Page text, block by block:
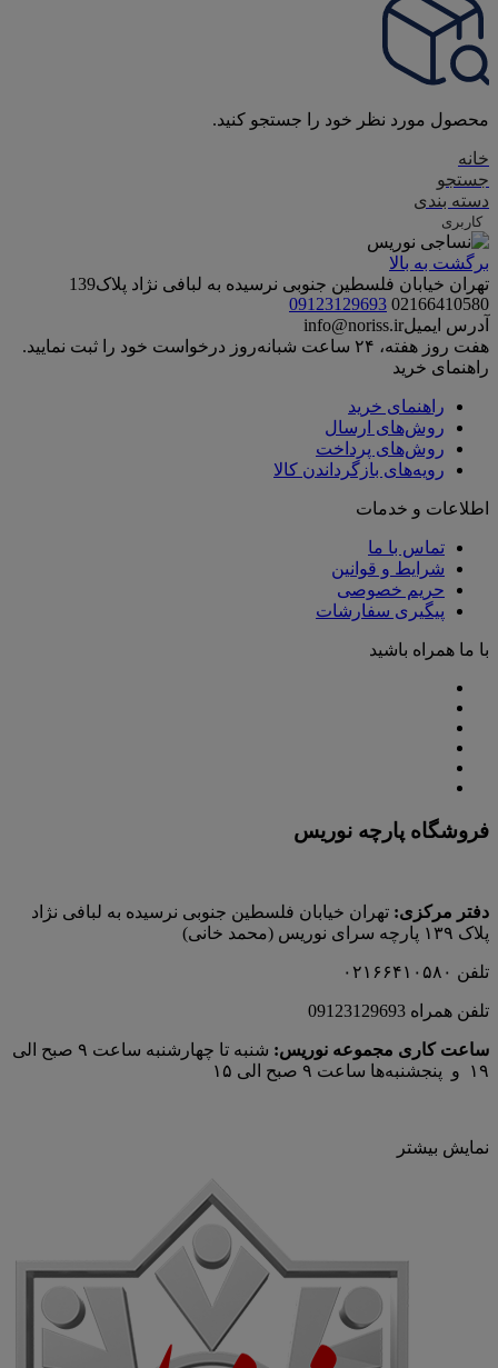
محصول مورد نظر خود را جستجو کنید.
خانه
جستجو
دسته بندی
کاربری
برگشت به بالا
تهران خیابان فلسطین جنوبی نرسیده به لبافی نژاد پلاک139
02166410580
09123129693
آدرس ایمیلinfo@noriss.ir
هفت روز هفته، ۲۴ ساعت شبانه‌روز درخواست خود را ثبت نمایید.
راهنمای خرید
راهنمای خرید
روش‌های ارسال
روش‌های پرداخت
رویه‌های بازگرداندن کالا
اطلاعات و خدمات
تماس با ما
شرایط و قوانین
حریم خصوصی
پیگیری سفارشات
با ما همراه باشید
فروشگاه پارچه نوریس
دفتر مرکزی: تهران خیابان فلسطین جنوبی نرسیده به لبافی نژاد
پلاک ۱۳۹ پارچه‌ سرای نوريس (محمد خانی)
تلفن ۰۲۱۶۶۴۱۰۵۸۰
تلفن همراه 09123129693
ساعت کاری مجموعه نوریس:
شنبه تا چهارشنبه ساعت ۹ صبح الی
۱۹ و پنجشنبه‌ها ساعت ۹ صبح الی ۱۵
نمایش بیشتر